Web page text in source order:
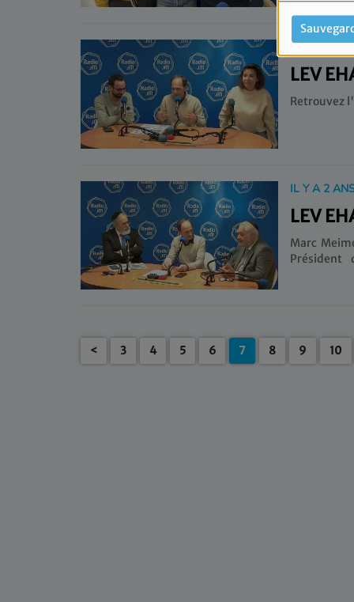
IL Y A 2
LEV
Retrouvez
IL Y A 2
LEV
Marc
Président
< 3 4 5 6 7 8 9 10